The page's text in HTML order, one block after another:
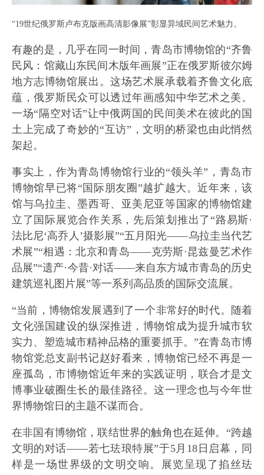
“19世纪俄罗斯卢布克版画高清影像展”彰显异域民间艺术魅力。
有趣的是，几乎在同一时间，青岛市博物馆的“齐鲁
民风：馆藏山东民间木版年画展”正在俄罗斯彼尔姆
地方志博物馆展出。这场艺术展承载着齐鲁文化底
蕴，俄罗斯民众可以透过年画感知中华艺术之美。
一场“隔空对话”让中俄两国的民间美术在彼此的国
土上完成了奇妙的“互访”，文明的桥梁也由此悄然
架起。
事实上，作为青岛博物馆行业的“领头羊”，青岛市
博物馆早已将“国际朋友圈”越扩越大。近年来，该
馆与乌拉圭、墨西哥、亚美尼亚等国家的博物馆建
立了国际展览合作关系，先后策划推出了“路易斯·
法比尼‘高乔人’摄影展”“五月阳光——乌拉圭当代艺
术展”“相遇：北京和青岛——克劳斯·昆兹曼艺术作
品展”“遗产·今昔·对话——来自东方城市青岛的历史
建筑巡礼图片展”等一系列高品质的国际交流展。
“当前，博物馆发展遇到了一个非常好的时代。随着
文化强国建设的纵深推进，博物馆成为提升城市软
实力、塑造城市精神品格的重要抓手。”在青岛市博
物馆党总支副书记赵好看来，博物馆已经不再是一
座孤岛，市博物馆近年来的实践证明，联合才是文
博事业破圈生长的最佳路径。这一理念也与今年世
界博物馆日的主题不谋而合。
在非国有博物馆，联结世界的触角也在延伸。“跨越
文明的对话——若七珐琅特展”于5月18日启幕，同
样是一场世界级的文明交响。展览呈现了掐丝珐